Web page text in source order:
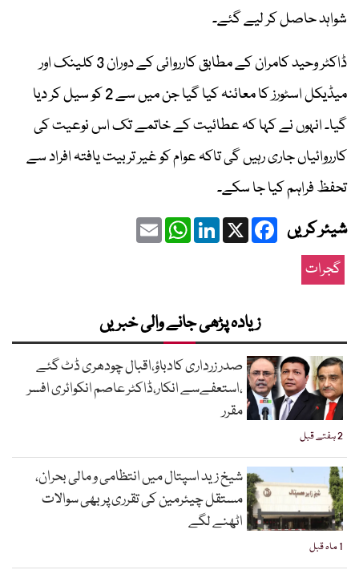
شواہد حاصل کر لیے گئے۔
ڈاکٹر وحید کامران کے مطابق کارروائی کے دوران 3 کلینک اور
میڈیکل اسٹورز کا معائنہ کیا گیا جن میں سے 2 کو سیل کر دیا
گیا۔ انہوں نے کہا کہ عطائیت کے خاتمے تک اس نوعیت کی
کارروائیاں جاری رہیں گی تاکہ عوام کو غیر تربیت یافتہ افراد سے
تحفظ فراہم کیا جا سکے۔
شیئر کریں Facebook
X
LinkedIn
WhatsApp
Email
گجرات
زیادہ پڑھی جانے والی خبریں
2 ہفتے قبل
صدر زرداری کادباؤ،اقبال چودھری ڈٹ گئے
،استعفےسے انکار،ڈاکٹر عاصم انکوائری افسر
مقرر
1 ماہ قبل
شیخ زید اسپتال میں انتظامی و مالی بحران،
مستقل چیئرمین کی تقرری پر بھی سوالات
اٹھنے لگے